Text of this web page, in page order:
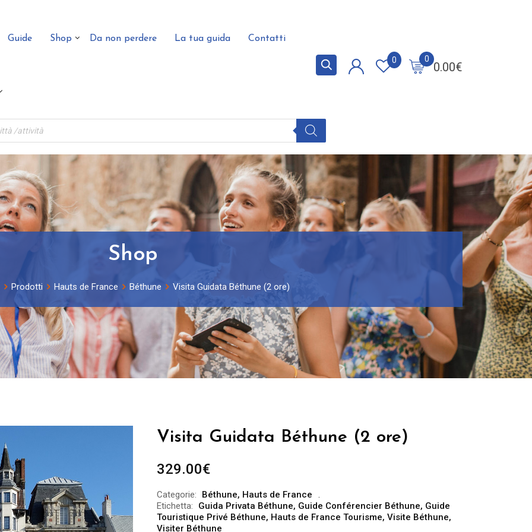
Guide Shop Da non perdere La tua guida Contatti
0.00€
0
0
Shop
Prodotti Hauts de France Béthune Visita Guidata Béthune (2 ore)
Visita Guidata Béthune (2 ore)
329.00€
Categorie: Béthune, Hauts de France
Etichetta:
Guida Privata Béthune, Guide Conférencier Béthune, Guide
Touristique Privé Béthune, Hauts de France Tourisme, Visite Béthune,
Visiter Béthune